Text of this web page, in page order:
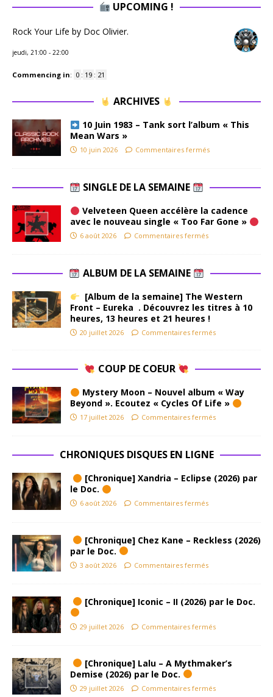
UPCOMING !
Rock Your Life by Doc Olivier.
jeudi, 21:00 - 22:00
Commencing in: 0 : 19 : 20
ARCHIVES
10 Juin 1983 – Tank sort l’album « This
Mean Wars »
10 juin 2026 Commentaires fermés
SINGLE DE LA SEMAINE
Velveteen Queen accélère la cadence
avec le nouveau single « Too Far Gone »
6 août 2026 Commentaires fermés
ALBUM DE LA SEMAINE
[Album de la semaine] The Western
Front – Eureka . Découvrez les titres à 10
heures, 13 heures et 21 heures !
20 juillet 2026 Commentaires fermés
COUP DE COEUR
Mystery Moon – Nouvel album « Way
Beyond ». Ecoutez « Cycles Of Life »
17 juillet 2026 Commentaires fermés
CHRONIQUES DISQUES EN LIGNE
[Chronique] Xandria – Eclipse (2026) par
le Doc.
6 août 2026 Commentaires fermés
[Chronique] Chez Kane – Reckless (2026)
par le Doc.
3 août 2026 Commentaires fermés
[Chronique] Iconic – II (2026) par le Doc.
29 juillet 2026 Commentaires fermés
[Chronique] Lalu – A Mythmaker’s
Demise (2026) par le Doc.
29 juillet 2026 Commentaires fermés